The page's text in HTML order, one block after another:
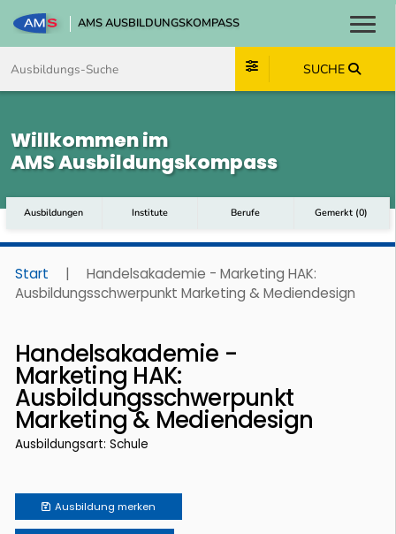
AMS AUSBILDUNGSKOMPASS
SUCHE
Willkommen im
AMS Ausbildungskompass
Ausbildungen Institute Berufe Gemerkt (0)
Start |
Handelsakademie - Marketing HAK:
Ausbildungsschwerpunkt Marketing & Mediendesign
Handelsakademie -
Marketing HAK:
Ausbildungsschwerpunkt
Marketing & Mediendesign
Ausbildungsart: Schule
Ausbildung merken